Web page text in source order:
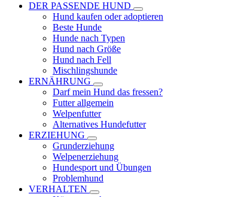
DER PASSENDE HUND
Hund kaufen oder adoptieren
Beste Hunde
Hunde nach Typen
Hund nach Größe
Hund nach Fell
Mischlingshunde
ERNÄHRUNG
Darf mein Hund das fressen?
Futter allgemein
Welpenfutter
Alternatives Hundefutter
ERZIEHUNG
Grunderziehung
Welpenerziehung
Hundesport und Übungen
Problemhund
VERHALTEN